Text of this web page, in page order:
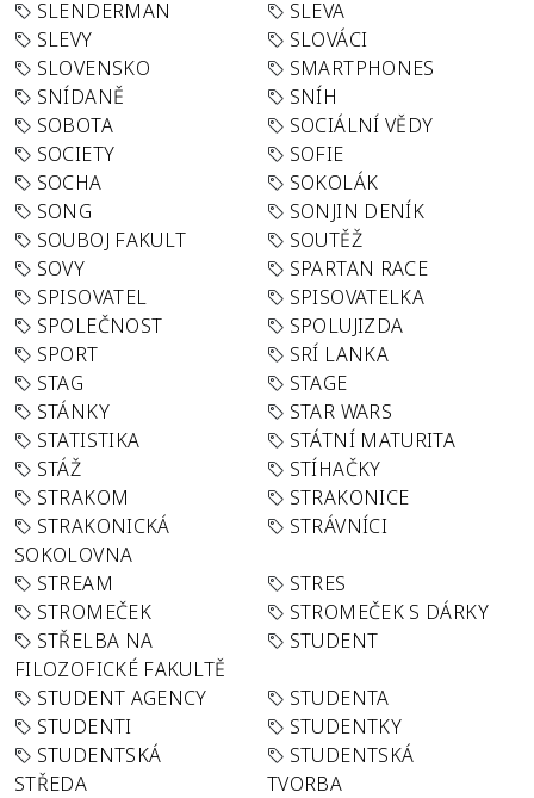
SLENDERMAN
SLEVA
SLEVY
SLOVÁCI
SLOVENSKO
SMARTPHONES
SNÍDANĚ
SNÍH
SOBOTA
SOCIÁLNÍ VĚDY
SOCIETY
SOFIE
SOCHA
SOKOLÁK
SONG
SONJIN DENÍK
SOUBOJ FAKULT
SOUTĚŽ
SOVY
SPARTAN RACE
SPISOVATEL
SPISOVATELKA
SPOLEČNOST
SPOLUJIZDA
SPORT
SRÍ LANKA
STAG
STAGE
STÁNKY
STAR WARS
STATISTIKA
STÁTNÍ MATURITA
STÁŽ
STÍHAČKY
STRAKOM
STRAKONICE
STRAKONICKÁ
SOKOLOVNA
STRÁVNÍCI
STREAM
STRES
STROMEČEK
STROMEČEK S DÁRKY
STŘELBA NA
FILOZOFICKÉ FAKULTĚ
STUDENT
STUDENT AGENCY
STUDENTA
STUDENTI
STUDENTKY
STUDENTSKÁ
STŘEDA
STUDENTSKÁ
TVORBA